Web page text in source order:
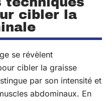
cibler la
se révèlent
cibler la graisse
par son intensité et
abdominaux. En